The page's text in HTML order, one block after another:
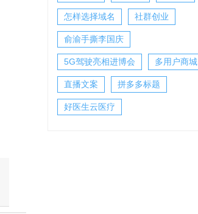
怎样选择域名 社群创业
俞渝手撕李国庆
5G驾驶亮相进博会 多用户商城
直播文案 拼多多标题
好医生云医疗